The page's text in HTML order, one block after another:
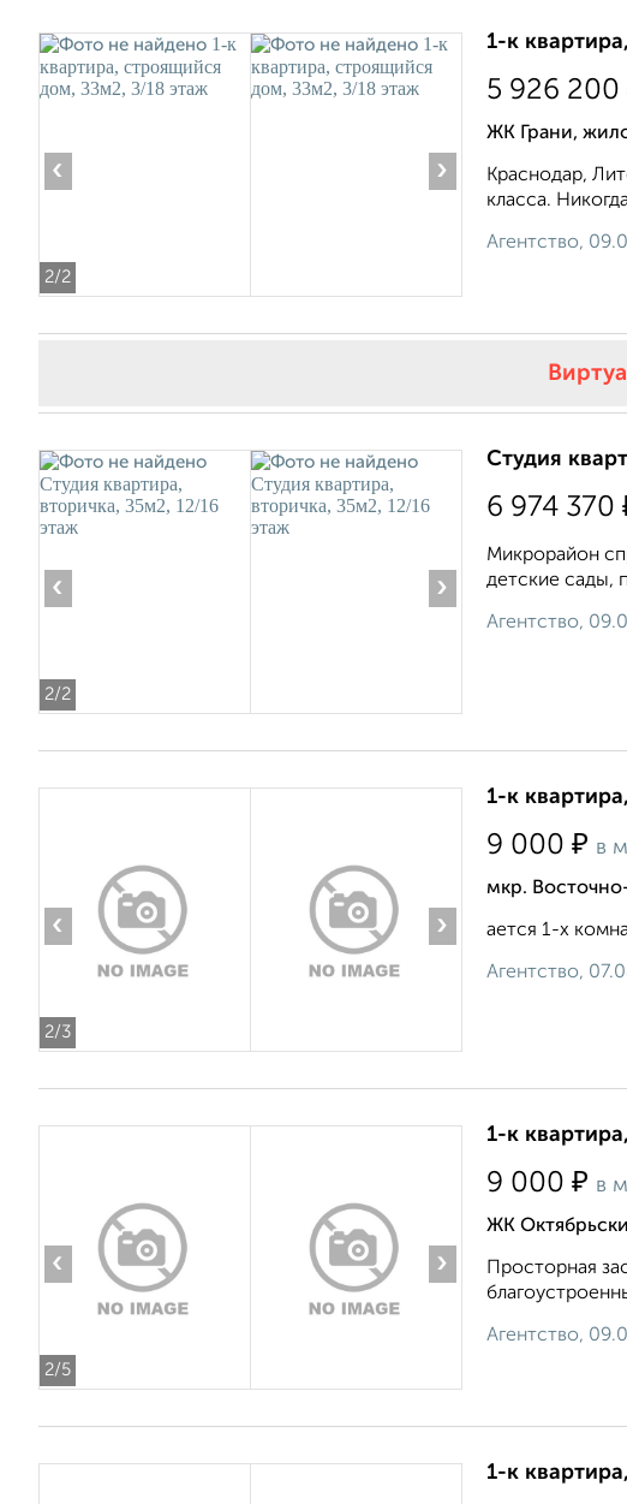
2/2
‹ ›
1-к
5 926 200
ЖК Грани,
Краснодар,
класса.
Агентство,
2/2
‹ ›
Студия
6 974 370
Микрорайон
детские сады,
Агентство,
2/3
‹ ›
1-к
9 000 ₽ в
мкр.
ается 1-х
Агентство,
2/5
‹ ›
1-к
9 000 ₽ в
ЖК
Просторная
Агентство,
1-к